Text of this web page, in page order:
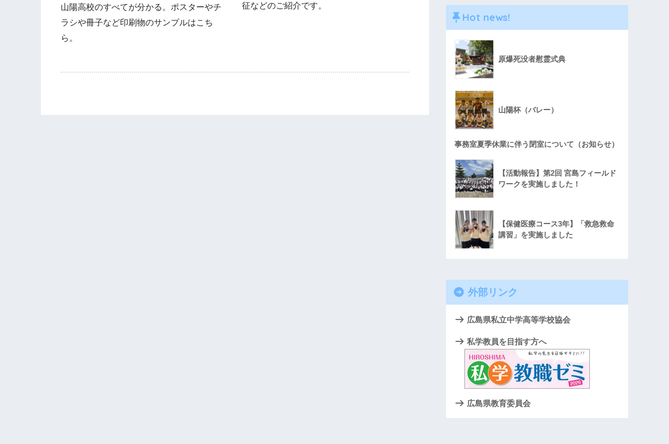
山陽高校のすべてが分かる。ポスターやチ
ラシや冊子など印刷物のサンプルはこち
ら。
征などのご紹介です。
Hot news!
原爆死没者慰霊式典
山陽杯（バレー）
事務室夏季休業に伴う閉室について（お知らせ）
【活動報告】第2回 宮島フィールド
ワークを実施しました！
【保健医療コース3年】「救急救命
講習」を実施しました
外部リンク
広島県私立中学高等学校協会
私学教員を目指す方へ
広島県教育委員会